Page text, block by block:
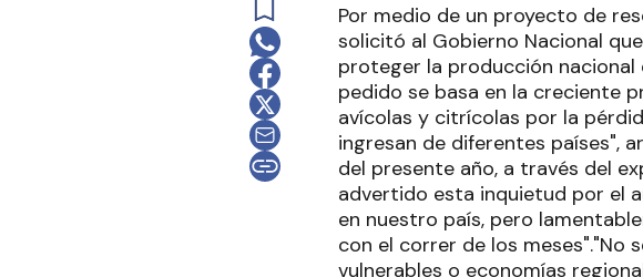
Por medio de un proyecto de
solicitó al Gobierno Nacional
proteger la producción nacional
pedido se basa en la creciente
avícolas y citrícolas por la
ingresan de diferentes países",
del presente año, a través del
advertido esta inquietud por el
en nuestro país, pero
con el correr de los
vulnerables o economías